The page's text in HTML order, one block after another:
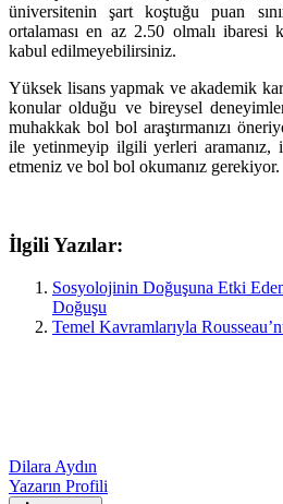
üniversitenin şart koştuğu puan
ortalaması en az 2.50 olmalı ibaresi
kabul edilmeyebilirsiniz.
Yüksek lisans yapmak ve akademik
konular olduğu ve bireysel
muhakkak bol bol araştırmanızı
ile yetinmeyip ilgili yerleri aramanız,
etmeniz ve bol bol okumanız gerekiyor.
İlgili Yazılar:
Sosyolojinin Doğuşuna Etki
Doğuşu
Temel Kavramlarıyla
Dilara Aydın
Yazarın Profili